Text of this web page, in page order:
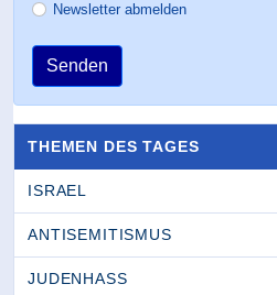
Newsletter abmelden
Senden
THEMEN DES TAGES
ISRAEL
ANTISEMITISMUS
JUDENHASS